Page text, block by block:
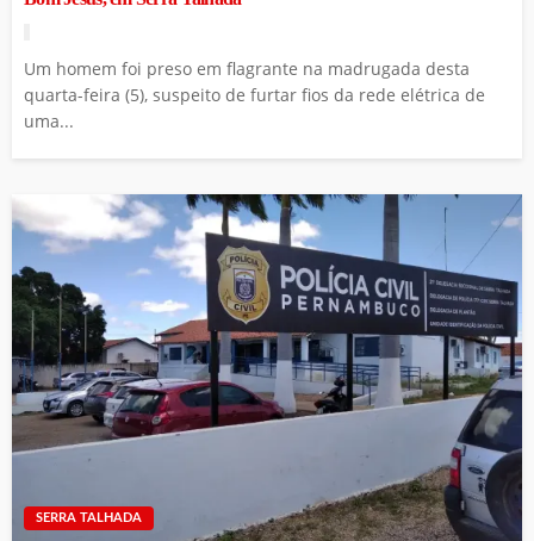
Um homem foi preso em flagrante na madrugada desta
quarta-feira (5), suspeito de furtar fios da rede elétrica de
uma...
SERRA TALHADA